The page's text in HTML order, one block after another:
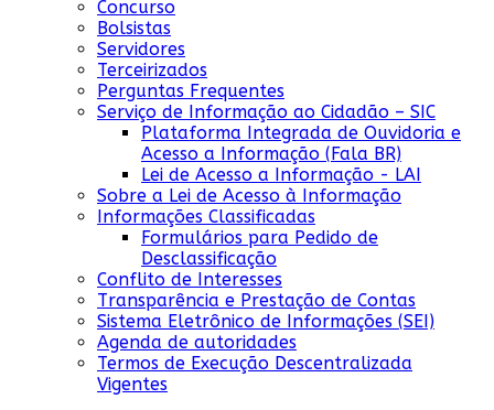
Concurso
Bolsistas
Servidores
Terceirizados
Perguntas Frequentes
Serviço de Informação ao Cidadão – SIC
Plataforma Integrada de Ouvidoria e
Acesso a Informação (Fala BR)
Lei de Acesso a Informação - LAI
Sobre a Lei de Acesso à Informação
Informações Classificadas
Formulários para Pedido de
Desclassificação
Conflito de Interesses
Transparência e Prestação de Contas
Sistema Eletrônico de Informações (SEI)
Agenda de autoridades
Termos de Execução Descentralizada
Vigentes